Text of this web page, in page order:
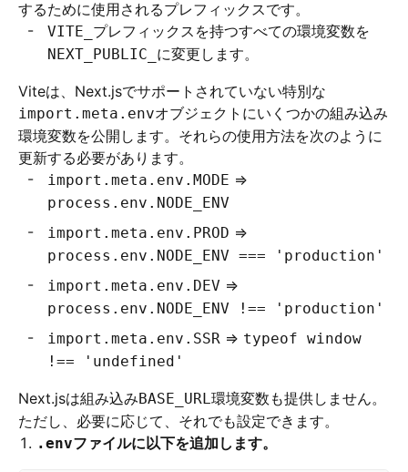
するために使用されるプレフィックスです。
VITE_ プレフィックスを持つすべての環境変数を
NEXT_PUBLIC_ に変更します。
Viteは、Next.jsでサポートされていない特別な
import.meta.envオブジェクトにいくつかの組み込み
環境変数を公開します。それらの使用方法を次のように
更新する必要があります。
import.meta.env.MODE ⇒
process.env.NODE_ENV
import.meta.env.PROD ⇒
process.env.NODE_ENV === 'production'
import.meta.env.DEV ⇒
process.env.NODE_ENV !== 'production'
import.meta.env.SSR ⇒ typeof window
!== 'undefined'
Next.jsは組み込みBASE_URL環境変数も提供しません。
ただし、必要に応じて、それでも設定できます。
.envファイルに以下を追加します。